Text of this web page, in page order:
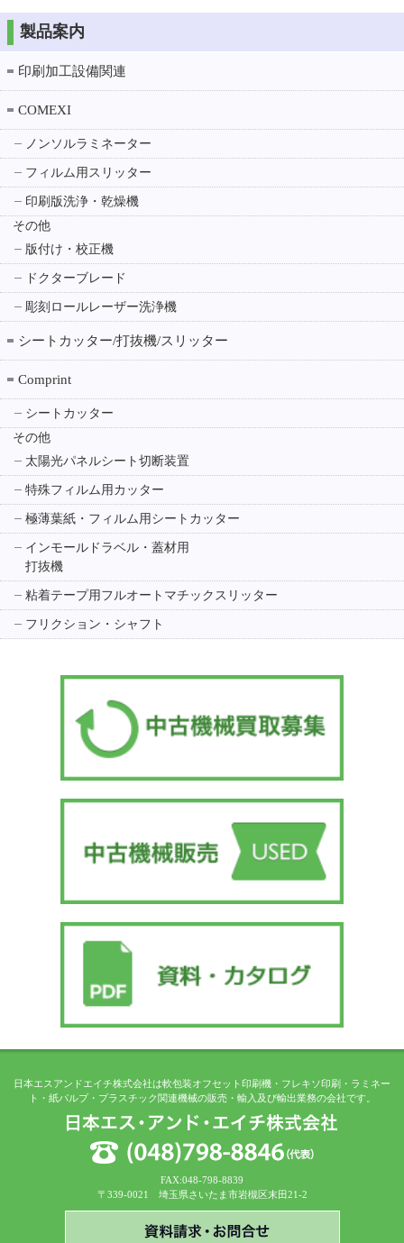
製品案内
印刷加工設備関連
COMEXI
ノンソルラミネーター
フィルム用スリッター
印刷版洗浄・乾燥機
その他
版付け・校正機
ドクターブレード
彫刻ロールレーザー洗浄機
シートカッター/打抜機/スリッター
Comprint
シートカッター
その他
太陽光パネルシート切断装置
特殊フィルム用カッター
極薄葉紙・フィルム用シートカッター
インモールドラベル・蓋材用
打抜機
粘着テープ用フルオートマチックスリッター
フリクション・シャフト
日本エスアンドエイチ株式会社は軟包装オフセット印刷機・フレキソ印刷・ラミネー
ト・紙パルプ・プラスチック関連機械の販売・輸入及び輸出業務の会社です。
FAX:048-798-8839
〒339-0021 埼玉県さいたま市岩槻区末田21-2